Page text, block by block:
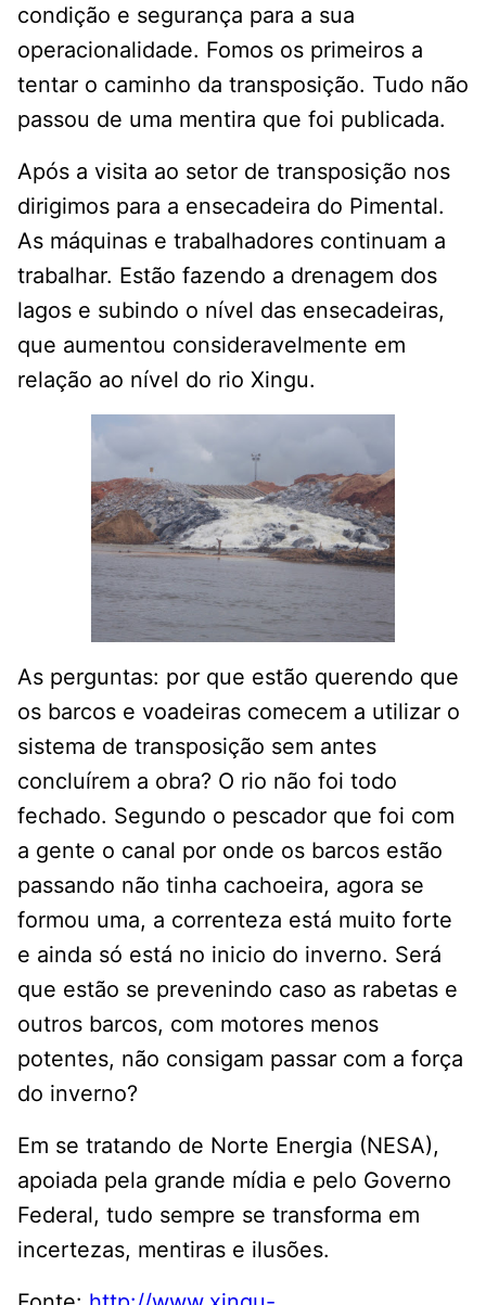
condição e segurança para a sua
operacionalidade. Fomos os primeiros a
tentar o caminho da transposição. Tudo não
passou de uma mentira que foi publicada.
Após a visita ao setor de transposição nos
dirigimos para a ensecadeira do Pimental.
As máquinas e trabalhadores continuam a
trabalhar. Estão fazendo a drenagem dos
lagos e subindo o nível das ensecadeiras,
que aumentou consideravelmente em
relação ao nível do rio Xingu.
As perguntas: por que estão querendo que
os barcos e voadeiras comecem a utilizar o
sistema de transposição sem antes
concluírem a obra? O rio não foi todo
fechado. Segundo o pescador que foi com
a gente o canal por onde os barcos estão
passando não tinha cachoeira, agora se
formou uma, a correnteza está muito forte
e ainda só está no inicio do inverno. Será
que estão se prevenindo caso as rabetas e
outros barcos, com motores menos
potentes, não consigam passar com a força
do inverno?
Em se tratando de Norte Energia (NESA),
apoiada pela grande mídia e pelo Governo
Federal, tudo sempre se transforma em
incertezas, mentiras e ilusões.